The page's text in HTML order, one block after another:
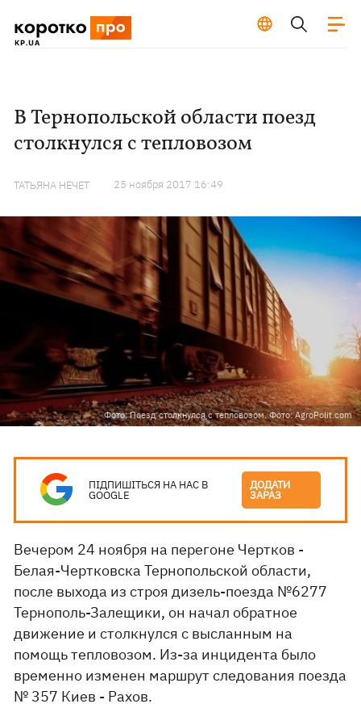
В Тернопольской области поезд
столкнулся с тепловозом
ТАТЬЯНА НЕЧЕТ 25 ноября 2017 16:49
Фото: Поезд столкнулся с тепловозом. Фото: AgroPolit.com
ПІДПИШІТЬСЯ НА НАС В
GOOGLE
ДОДАТИ
ЗАРАЗ
Вечером 24 ноября на перегоне Чертков -
Белая-Чертковска Тернопольской области,
после выхода из строя дизель-поезда №6277
Тернополь-Залещики, он начал обратное
движение и столкнулся с высланным на
помощь тепловозом. Из-за инцидента было
временно изменен маршрут следования поезда
№ 357 Киев - Рахов.